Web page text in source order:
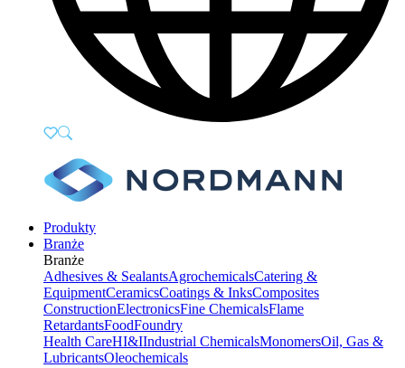
Produkty
Branże
Branże
Adhesives & SealantsAgrochemicalsCatering &
EquipmentCeramicsCoatings & InksComposites
ConstructionElectronicsFine ChemicalsFlame
RetardantsFoodFoundry
Health CareHI&IIndustrial ChemicalsMonomersOil, Gas &
LubricantsOleochemicals